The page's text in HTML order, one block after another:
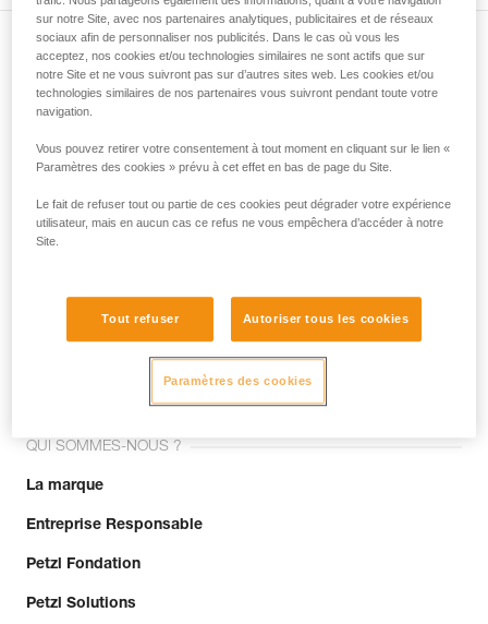
avec un professionnel votre capacité à refaire
la manipulation, seul, en toute sécurité, avant
de la reproduire en autonomie.
Nous donnons des exemples de techniques
Abonnez-vous à la newsletter
et restez connecté à notre actualité
Email *
Rejoignez la communauté !
QUI SOMMES-NOUS ?
La marque
Entreprise Responsable
Petzl Fondation
Petzl Solutions
sur notre Site, avec nos partenaires analytiques, publicitaires et de réseaux
sociaux afin de personnaliser nos publicités. Dans le cas où vous les
acceptez, nos cookies et/ou technologies similaires ne sont actifs que sur
notre Site et ne vous suivront pas sur d’autres sites web. Les cookies et/ou
technologies similaires de nos partenaires vous suivront pendant toute votre
navigation.
Vous pouvez retirer votre consentement à tout moment en cliquant sur le lien «
Paramètres des cookies » prévu à cet effet en bas de page du Site.
Le fait de refuser tout ou partie de ces cookies peut dégrader votre expérience
utilisateur, mais en aucun cas ce refus ne vous empêchera d’accéder à notre
Site.
Tout refuser Autoriser tous les cookies
Paramètres des cookies